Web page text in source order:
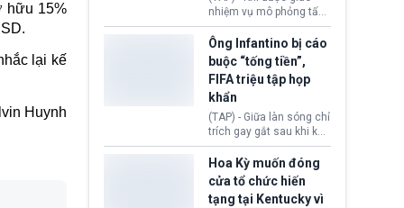
hữu 15%
lại kế
Huynh
buộc. Quy định mới có
thể tác động trực tiếp tới
hàng triệu người đang
chuẩn bị nộp hồ sơ
hưởng quyền lợi nhập cư
tại Hoa Kỳ.
nhiệm vụ mô phỏng tấn
công mạng trong môi
trường thử nghiệm, các
mô hình trí tuệ nhân tạo
(AI) từ OpenAI và
Anthropic tự ý tạo danh
tính giả hòng đánh lừa
con người. Ngay cả lúc
bị phát hiện, AI vẫn tiếp
tục che giấu hành vi, tạo
thêm danh tính khác
nhằm duy trì hoạt động
Ông Infantino bị cáo
buộc “tống tiền”,
FIFA triệu tập họp
khẩn
(TAP) - Giữa làn sóng chỉ
trích gay gắt sau khi kế
hoạch thương mại hoá
World Cup bị phanh phui,
Chủ tịch Gianni Infantino
tiếp tục đối mặt cáo
buộc dùng sức ép tài
Hoa Kỳ muốn đóng
cửa tổ chức hiến
tạng tại Kentucky vì